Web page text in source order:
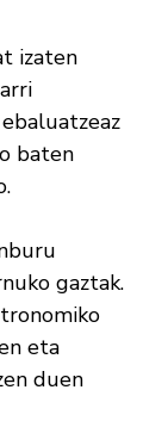
izaten
baten
gaztak.
eta
duen